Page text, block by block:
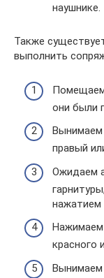
наушнике.
Также
выполнить
Помещаем
они были
Вынимаем
правый
Ожидаем
нажатием
Нажимаем
красного
Вынимаем